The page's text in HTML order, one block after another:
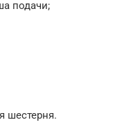
подачи;
шестерня.